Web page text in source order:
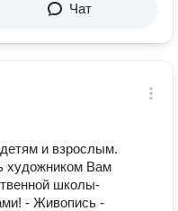
Чат
и взрослым.
художником Вам
школы-
- Живопись -